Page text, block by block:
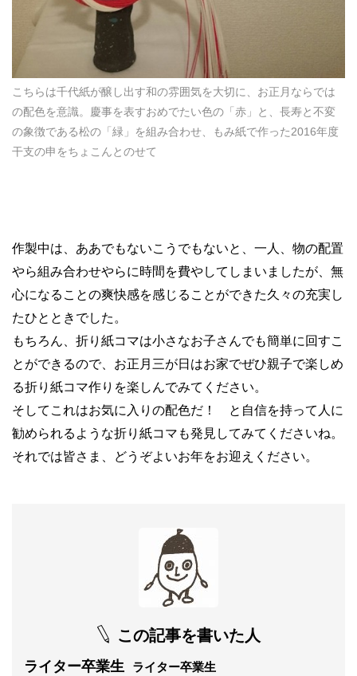
こちらは千代紙が醸し出す和の雰囲気を大切に、お正月ならでは
の配色を意識。慶事を表すおめでたい色の「赤」と、長寿と不変
の象徴である松の「緑」を組み合わせ、もみ紙で作った2016年度
干支の申をちょこんとのせて
作製中は、ああでもないこうでもないと、一人、物の配置
やら組み合わせやらに時間を費やしてしまいましたが、無
心になることの爽快感を感じることができた久々の充実し
たひとときでした。
もちろん、折り紙コマは小さなお子さんでも簡単に回すこ
とができるので、お正月三が日はお家でぜひ親子で楽しめ
る折り紙コマ作りを楽しんでみてください。
そしてこれはお気に入りの配色だ！ と自信を持って人に
勧められるような折り紙コマも発見してみてくださいね。
それでは皆さま、どうぞよいお年をお迎えください。
この記事を書いた人
ライター卒業生 ライター卒業生